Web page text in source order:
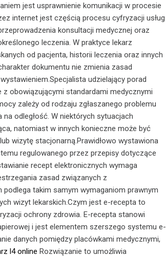
jest usprawnienie komunikacji w procesie
internet jest częścią procesu cyfryzacji usług
konsultacji medycznej oraz
leczenia. W praktyce lekarz
od pacjenta, historii leczenia oraz innych
dokumentu nie zmienia zasad
udzielający porad
obowiązującymi standardami medycznymi
zależy od rodzaju zgłaszanego problemu
odległość. W niektórych sytuacjach
natomiast w innych konieczne może być
wizytę stacjonarną.Prawidłowo wystawiona
regulowanego przez przepisy dotyczące
recept elektronicznych wymaga
zasad związanych z
takim samym wymaganiom prawnym
wizyt lekarskich.Czym jest e-recepta to
ochrony zdrowia. E-recepta stanowi
i jest elementem szerszego systemu e-
danych pomiędzy placówkami medycznymi,
l4 online Rozwiązanie to umożliwia